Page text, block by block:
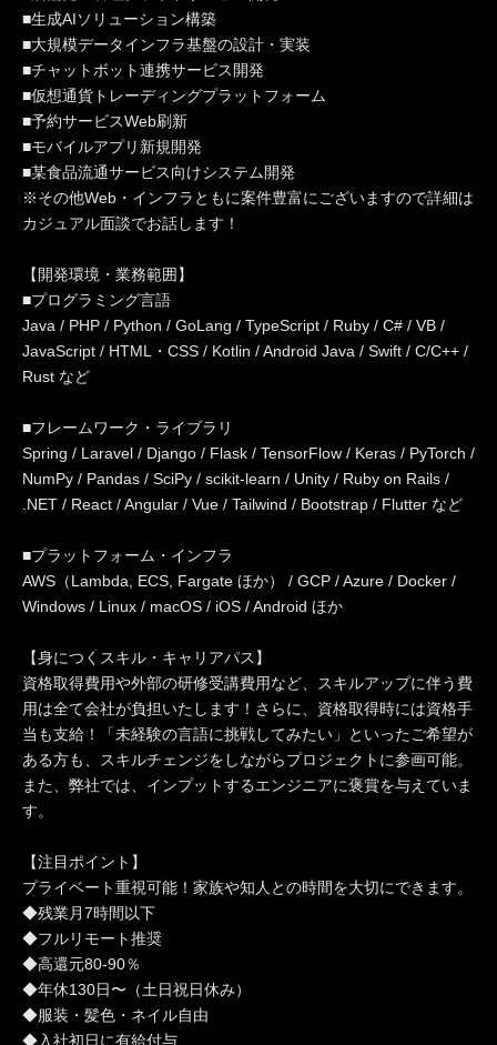
■生成AIソリューション構築
■大規模データインフラ基盤の設計・実装
■チャットボット連携サービス開発
■仮想通貨トレーディングプラットフォーム
■予約サービスWeb刷新
■モバイルアプリ新規開発
■某食品流通サービス向けシステム開発
※その他Web・インフラともに案件豊富にございますので詳細は
カジュアル面談でお話します！
【開発環境・業務範囲】
■プログラミング言語
Java / PHP / Python / GoLang / TypeScript / Ruby / C# / VB /
JavaScript / HTML・CSS / Kotlin / Android Java / Swift / C/C++ /
Rust など
■フレームワーク・ライブラリ
Spring / Laravel / Django / Flask / TensorFlow / Keras / PyTorch /
NumPy / Pandas / SciPy / scikit-learn / Unity / Ruby on Rails /
.NET / React / Angular / Vue / Tailwind / Bootstrap / Flutter など
■プラットフォーム・インフラ
AWS（Lambda, ECS, Fargate ほか） / GCP / Azure / Docker /
Windows / Linux / macOS / iOS / Android ほか
【身につくスキル・キャリアパス】
資格取得費用や外部の研修受講費用など、スキルアップに伴う費
用は全て会社が負担いたします！さらに、資格取得時には資格手
当も支給！「未経験の言語に挑戦してみたい」といったご希望が
ある方も、スキルチェンジをしながらプロジェクトに参画可能。
また、弊社では、インプットするエンジニアに褒賞を与えていま
す。
【注目ポイント】
プライベート重視可能！家族や知人との時間を大切にできます。
◆残業月7時間以下
◆フルリモート推奨
◆高還元80-90％
◆年休130日〜（土日祝日休み）
◆服装・髪色・ネイル自由
◆入社初日に有給付与